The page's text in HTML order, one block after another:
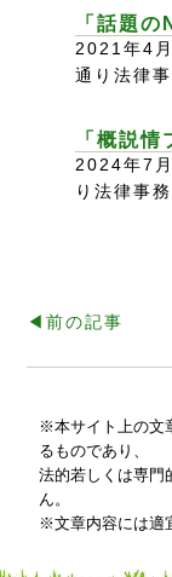
「話題
2021年
通り法律
「概説情
2024年
り法律事
◀︎前の記事
※本サイト上の文
るものであり、
法的若しくは専門
ん。
※文章内容には適